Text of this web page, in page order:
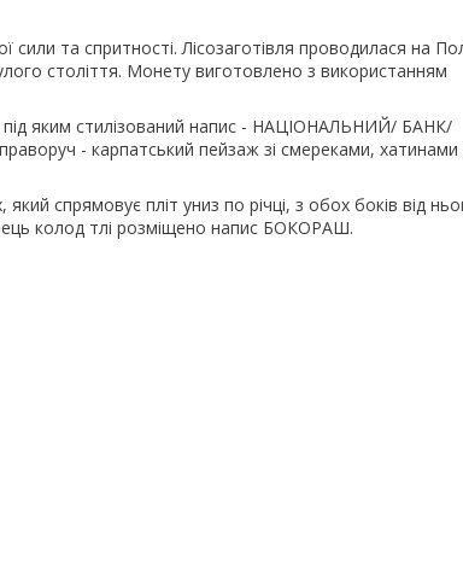
та спритності. Лісозаготівля проводилася на
століття. Монету виготовлено з використанням
під яким стилізований напис - НАЦІОНАЛЬНИЙ/ БАНК/
- карпатський пейзаж зі смереками, хатинами
спрямовує пліт униз по річці, з обох боків від
колод тлі розміщено напис БОКОРАШ.